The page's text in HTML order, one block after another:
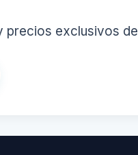
precios exclusivos